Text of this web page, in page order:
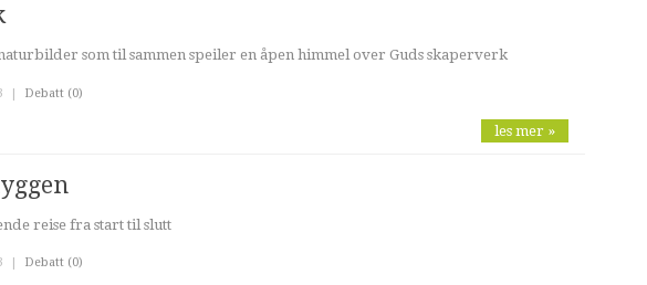
som til sammen speiler en åpen himmel over Guds skaperverk
| Debatt (0)
les mer »
reise fra start til slutt
Debatt (0)